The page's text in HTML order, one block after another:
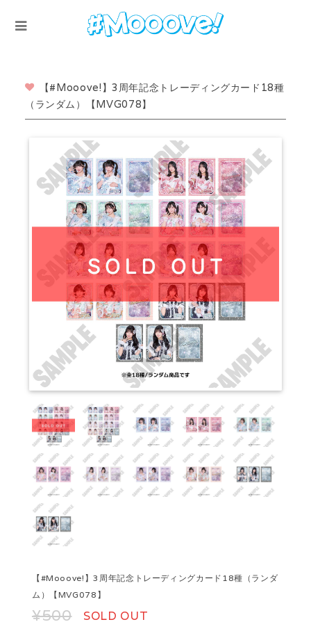
【#Mooove!】3周年記念トレーディングカード18種
（ランダム）【MVG078】
【#Mooove!】3周年記念トレーディングカード18種（ランダ
ム）【MVG078】
¥500 SOLD OUT